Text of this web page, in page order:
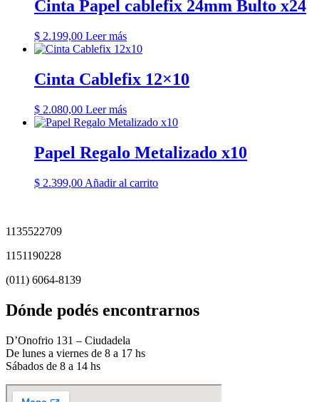
Cinta Papel cablefix 24mm Bulto x24
$ 2.199,00 Leer más
Cinta Cablefix 12×10
$ 2.080,00 Leer más
Papel Regalo Metalizado x10
$ 2.399,00 Añadir al carrito
1135522709
1151190228
(011) 6064-8139
Dónde podés encontrarnos
D’Onofrio 131 – Ciudadela
De lunes a viernes de 8 a 17 hs
Sábados de 8 a 14 hs